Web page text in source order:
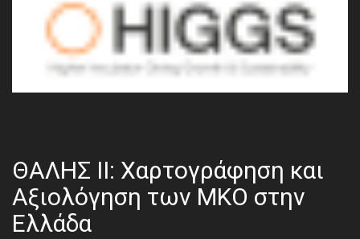
ΘΑΛΗΣ ΙΙ: Χαρτογράφηση και
Αξιολόγηση των ΜΚΟ στην
Ελλάδα